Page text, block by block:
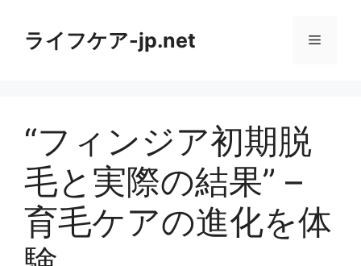
ライフケア-jp.net メ
“フィンジア初期脱
毛と実際の結果” –
育毛ケアの進化を体